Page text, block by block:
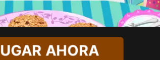
JUGAR AHORA